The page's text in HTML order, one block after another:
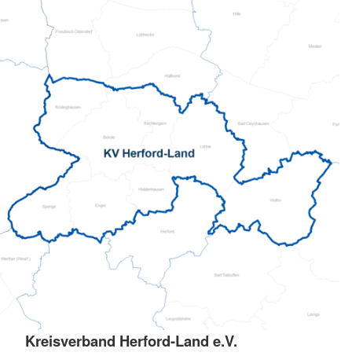
Kreisverband Herford-Land e.V.